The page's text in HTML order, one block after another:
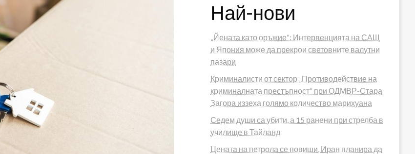
Най-нови
„Йената като оръжие“: Интервенцията на САЩ
и Япония може да прекрои световните валутни
пазари
Криминалисти от сектор „Противодействие на
криминалната престъпност“ при ОДМВР-Стара
Загора иззеха голямо количество марихуана
Седем души са убити, а 15 ранени при стрелба в
училище в Тайланд
Цената на петрола се повиши, Иран планира да